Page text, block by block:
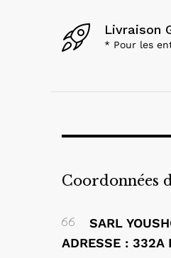
Livraison
* Pour les
Coordonnées
SARL
ADRESSE : 332A